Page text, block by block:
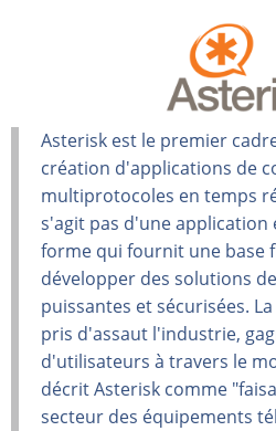
Asterisk est le premier
création d'applications de
multiprotocoles en temps
s'agit pas d'une application
forme qui fournit une base
développer des solutions
puissantes et sécurisées.
pris d'assaut l'industrie,
d'utilisateurs à travers le
décrit Asterisk comme
secteur des équipements